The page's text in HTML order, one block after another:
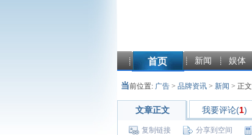
首页 新闻 娱体
当前位置: 广告 > 品牌资讯 > 新闻 > 正文
文章正文 我要评论(1)
复制链接 分享到空间